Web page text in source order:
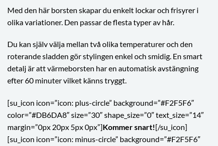
Med den här borsten skapar du enkelt lockar och frisyrer i
olika variationer. Den passar de flesta typer av hår.
Du kan själv välja mellan två olika temperaturer och den
roterande sladden gör stylingen enkel och smidig. En smart
detalj är att värmeborsten har en automatisk avstängning
efter 60 minuter vilket känns tryggt.
[su_icon icon=”icon: plus-circle” background=”#F2F5F6″
color=”#DB6DA8″ size=”30″ shape_size=”0″ text_size=”14″
margin=”0px 20px 5px 0px”]Kommer snart![/su_icon]
[su_icon icon=”icon: minus-circle” background=”#F2F5F6″